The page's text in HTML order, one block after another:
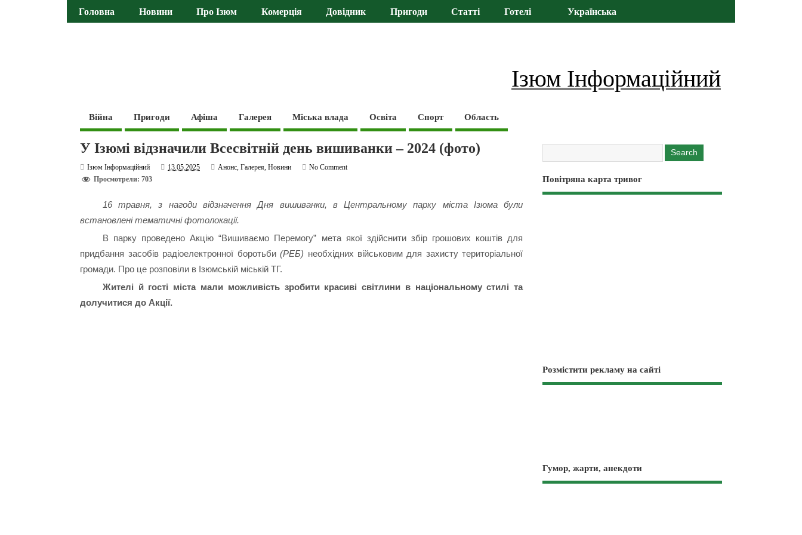
Головна Новини Про Ізюм Комерція Довідник Пригоди Статті Готелі Українська
Ізюм Інформаційний
Війна Пригоди Афіша Галерея Міська влада Освіта Спорт Область
У Ізюмі відзначили Всесвітній день вишиванки – 2024 (фото)
Ізюм Інформаційний 13.05.2025 Анонс,Галерея,Новини
No Comment
Просмотрели: 703
16 травня, з нагоди відзначення Дня вишиванки, в Центральному парку міста Ізюма були
встановлені тематичні фотолокації.
В парку проведено Акцію “Вишиваємо Перемогу” мета якої здійснити збір грошових коштів для
придбання засобів радіоелектронної боротьби(РЕБ) необхідних військовим для захисту територіальної
громади. Про це розповіли в Ізюмській міській ТГ.
Жителі й гості міста мали можливість зробити красиві світлини в національному стилі та
долучитися до Акції.
Повітряна карта тривог
Розмістити рекламу на сайті
Гумор, жарти, анекдоти